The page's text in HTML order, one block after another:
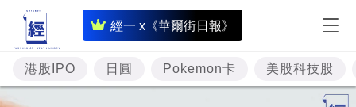
經一 x《華爾街日報》
即
時
財
經
港股IPO 日圓 Pokemon卡 美股科技股